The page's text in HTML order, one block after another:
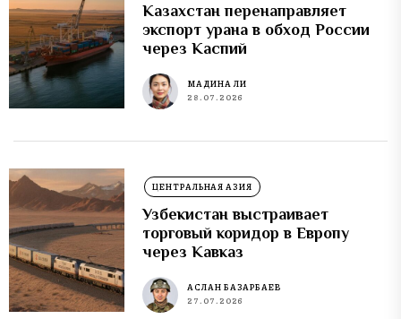
Казахстан перенаправляет
экспорт урана в обход России
через Каспий
МАДИНА ЛИ
28.07.2026
ЦЕНТРАЛЬНАЯ АЗИЯ
Узбекистан выстраивает
торговый коридор в Европу
через Кавказ
АСЛАН БАЗАРБАЕВ
27.07.2026